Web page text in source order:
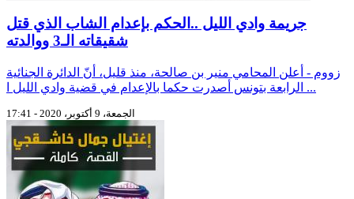
جريمة وادي الليل ..الحكم بإعدام الشاب الذي قتل
شقيقاته الـ3 ووالدته
زووم - أعلن المحامي منير بن صالحة، منذ قليل، أنّ الدائرة الجنائية
الرابعة بتونس أصدرت حكما بالإعدام في قضية وادي الليل ا ...
الجمعة، 9 أكتوبر، 2020 - 17:41